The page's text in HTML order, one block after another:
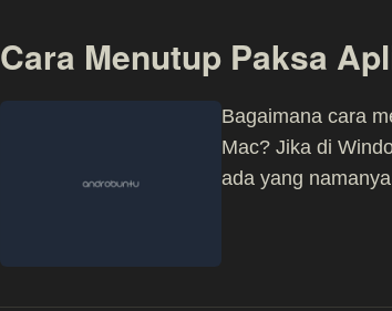
Cara Menutup Paksa
Bagaimana cara
Mac? Jika di
ada yang namanya